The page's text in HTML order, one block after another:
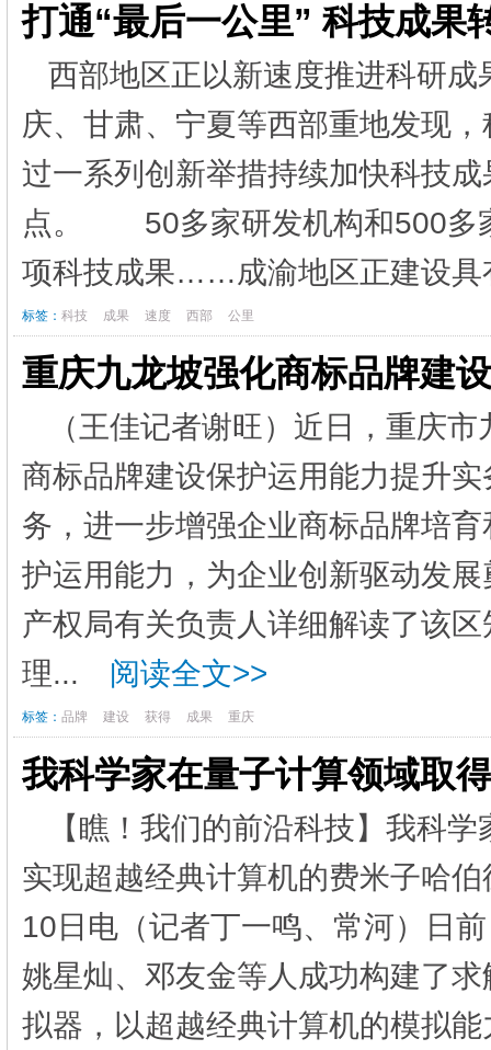
打通“最后一公里” 科技成果
西部地区正以新速度推进科研
庆、甘肃、宁夏等西部重地发现
过一系列创新举措持续加快科技
点。 50多家研发机构和500多
项科技成果……成渝地区正建设
标签： 科技 成果 速度 西部 公里
重庆九龙坡强化商标品牌建
（王佳记者谢旺）近日，重庆
商标品牌建设保护运用能力提升
务，进一步增强企业商标品牌培
护运用能力，为企业创新驱动发
产权局有关负责人详细解读了该
理...
阅读全文>>
标签： 品牌 建设 获得 成果 重庆
我科学家在量子计算领域取
【瞧！我们的前沿科技】我科
实现超越经典计算机的费米子
10日电（记者丁一鸣、常河）日
姚星灿、邓友金等人成功构建了
拟器，以超越经典计算机的模拟